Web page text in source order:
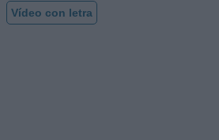
Vídeo con letra